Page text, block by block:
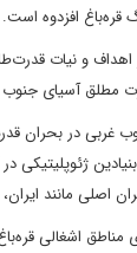
افزدوه است.
و نیات
آسیای جنوب
غربی در بحران
اصلی مانند
مناطق اشغالی